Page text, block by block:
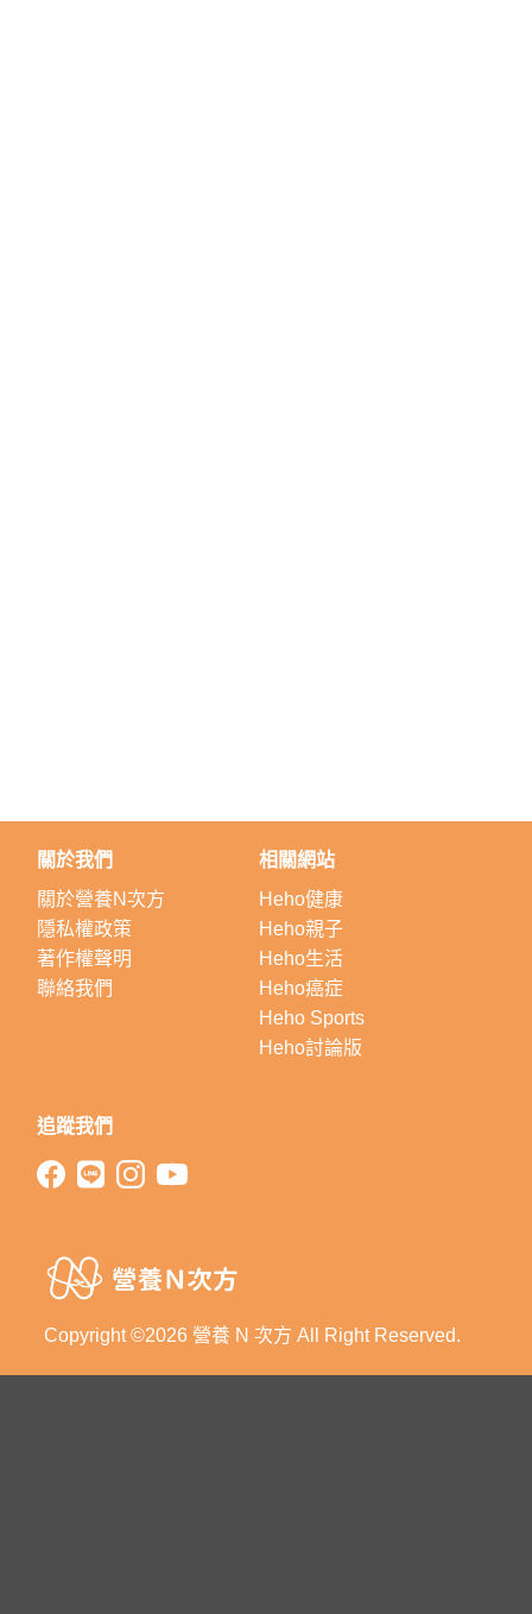
Copyright ©2026 營養 N 次方 All Right Reserved.
關於我們
關於營養N次方
隱私權政策
著作權聲明
聯絡我們
相關網站
Heho健康
Heho親子
Heho生活
Heho癌症
Heho Sports
Heho討論版
追蹤我們